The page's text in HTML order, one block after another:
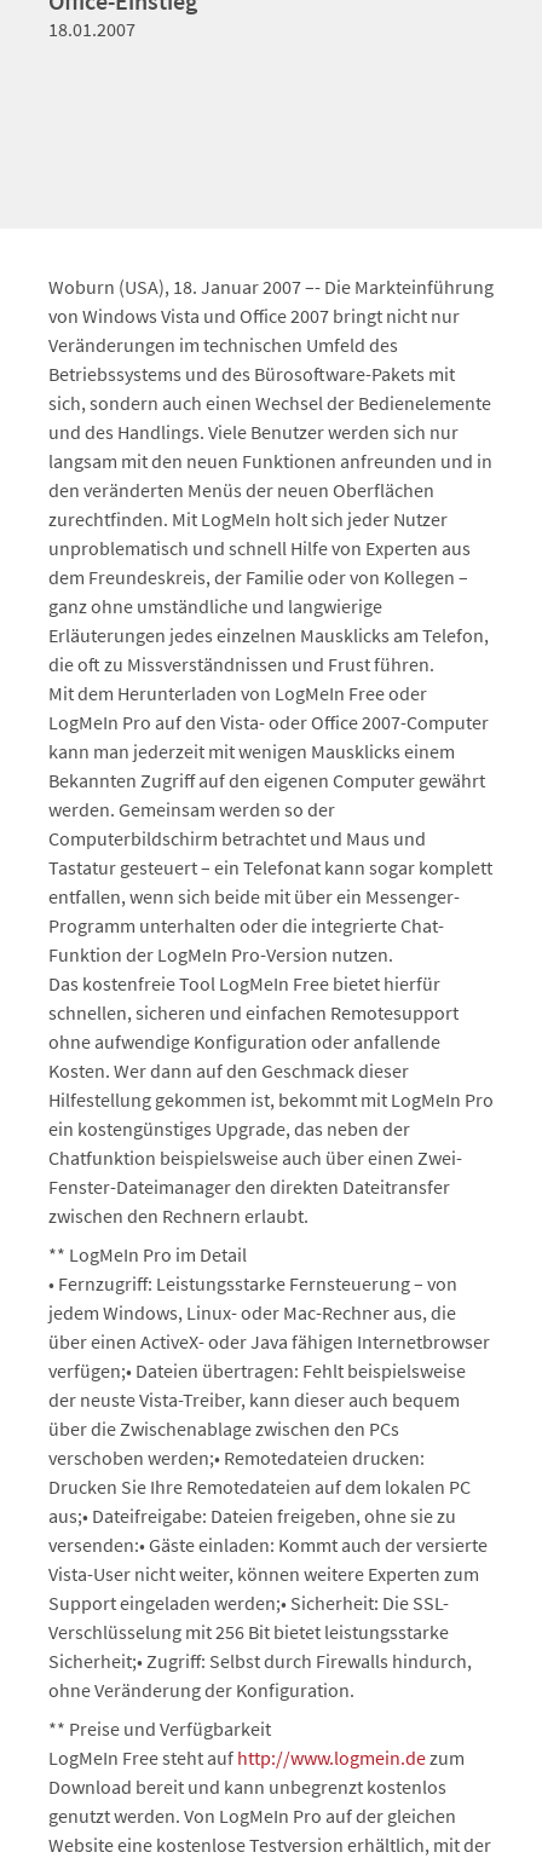
18.01.2007
Woburn (USA), 18. Januar 2007 –- Die Markteinführung
von Windows Vista und Office 2007 bringt nicht nur
Veränderungen im technischen Umfeld des
Betriebssystems und des Bürosoftware-Pakets mit
sich, sondern auch einen Wechsel der Bedienelemente
und des Handlings. Viele Benutzer werden sich nur
langsam mit den neuen Funktionen anfreunden und in
den veränderten Menüs der neuen Oberflächen
zurechtfinden. Mit LogMeIn holt sich jeder Nutzer
unproblematisch und schnell Hilfe von Experten aus
dem Freundeskreis, der Familie oder von Kollegen –
ganz ohne umständliche und langwierige
Erläuterungen jedes einzelnen Mausklicks am Telefon,
die oft zu Missverständnissen und Frust führen.
Mit dem Herunterladen von LogMeIn Free oder
LogMeIn Pro auf den Vista- oder Office 2007-Computer
kann man jederzeit mit wenigen Mausklicks einem
Bekannten Zugriff auf den eigenen Computer gewährt
werden. Gemeinsam werden so der
Computerbildschirm betrachtet und Maus und
Tastatur gesteuert – ein Telefonat kann sogar komplett
entfallen, wenn sich beide mit über ein Messenger-
Programm unterhalten oder die integrierte Chat-
Funktion der LogMeIn Pro-Version nutzen.
Das kostenfreie Tool LogMeIn Free bietet hierfür
schnellen, sicheren und einfachen Remotesupport
ohne aufwendige Konfiguration oder anfallende
Kosten. Wer dann auf den Geschmack dieser
Hilfestellung gekommen ist, bekommt mit LogMeIn Pro
ein kostengünstiges Upgrade, das neben der
Chatfunktion beispielsweise auch über einen Zwei-
Fenster-Dateimanager den direkten Dateitransfer
zwischen den Rechnern erlaubt.
** LogMeIn Pro im Detail
• Fernzugriff: Leistungsstarke Fernsteuerung – von
jedem Windows, Linux- oder Mac-Rechner aus, die
über einen ActiveX- oder Java fähigen Internetbrowser
verfügen;• Dateien übertragen: Fehlt beispielsweise
der neuste Vista-Treiber, kann dieser auch bequem
über die Zwischenablage zwischen den PCs
verschoben werden;• Remotedateien drucken:
Drucken Sie Ihre Remotedateien auf dem lokalen PC
aus;• Dateifreigabe: Dateien freigeben, ohne sie zu
versenden:• Gäste einladen: Kommt auch der versierte
Vista-User nicht weiter, können weitere Experten zum
Support eingeladen werden;• Sicherheit: Die SSL-
Verschlüsselung mit 256 Bit bietet leistungsstarke
Sicherheit;• Zugriff: Selbst durch Firewalls hindurch,
ohne Veränderung der Konfiguration.
** Preise und Verfügbarkeit
LogMeIn Free steht auf http://www.logmein.dezum
Download bereit und kann unbegrenzt kostenlos
genutzt werden. Von LogMeIn Pro auf der gleichen
Website eine kostenlose Testversion erhältlich, mit der